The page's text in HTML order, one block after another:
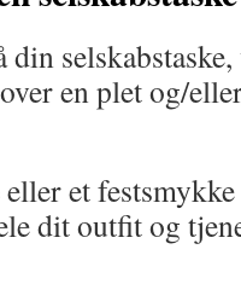
en plet og/
et
dit outfit og